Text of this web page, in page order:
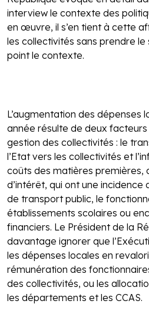
interview le contexte des
en œuvre, il s’en tient à cette
les collectivités sans prendre le
point le contexte.
L’augmentation des dépenses
année résulte de deux
gestion des collectivités : le
l’Etat vers les collectivités et
coûts des matières premières,
d’intérêt, qui ont une incidence
de transport public, le
établissements scolaires ou
financiers. Le Président de la
davantage ignorer que
les dépenses locales en
rémunération des
des collectivités, ou les
les départements et les CCAS.